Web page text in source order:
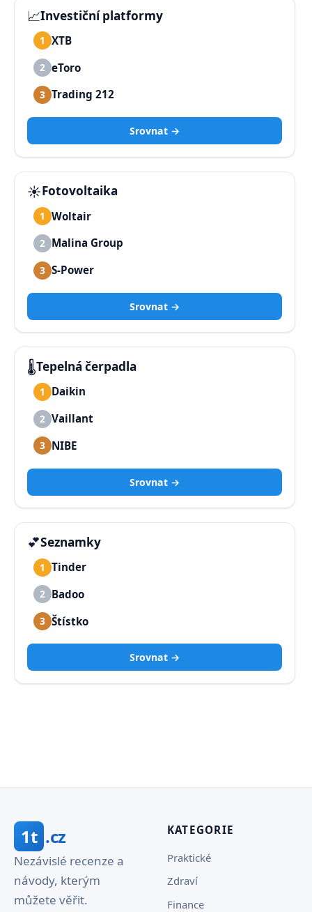
📈Investiční platformy
1 XTB
2 eToro
3 Trading 212
Srovnat →
☀️Fotovoltaika
1 Woltair
2 Malina Group
3 S-Power
Srovnat →
🌡️Tepelná čerpadla
1 Daikin
2 Vaillant
3 NIBE
Srovnat →
💕Seznamky
1 Tinder
2 Badoo
3 Štístko
Srovnat →
1t .cz
Nezávislé recenze a
návody, kterým
můžete věřit.
KATEGORIE
Praktické
Zdraví
Finance